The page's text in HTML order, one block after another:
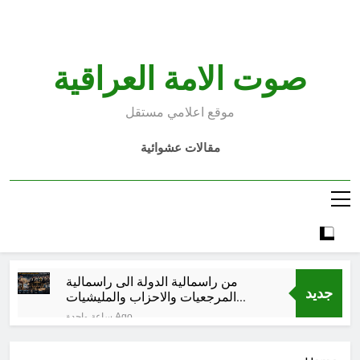
صوت الامة العراقية
موقع اعلامي مستقل
مقالات عشوائية
جديد
من راسمالية الدولة الى راسمالية
المرجعيات والاحزاب والمليشيات
والاذرع
ساعة واحدة Ago